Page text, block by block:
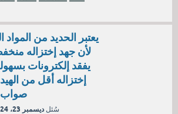
يعتبر الحديد من المواد
لأن جهد إختزاله
يفقد إلكترونات
إختزاله أقل من
صواب
سُئل ديسمبر 23، 2024